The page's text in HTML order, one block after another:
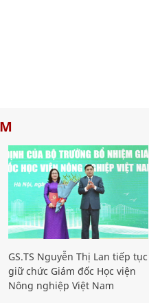
GS.TS Nguyễn Thị Lan tiếp tục
giữ chức Giám đốc Học viện
Nông nghiệp Việt Nam